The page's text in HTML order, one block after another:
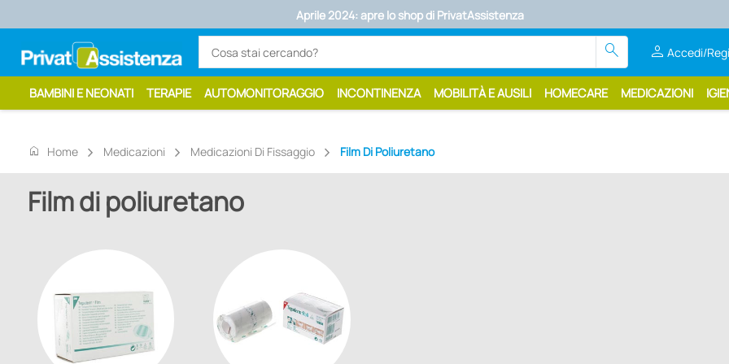
Aprile 2024: apre lo shop di PrivatAssistenza
search person Accedi/
BAMBINI E NEONATI TERAPIE AUTOMONITORAGGIO INCONTINENZA MOBILITÀ E AUSILI HOMECARE MEDICAZIONI
home Home Medicazioni Medicazioni Di Fissaggio Film Di Poliuretano
Film di poliuretano